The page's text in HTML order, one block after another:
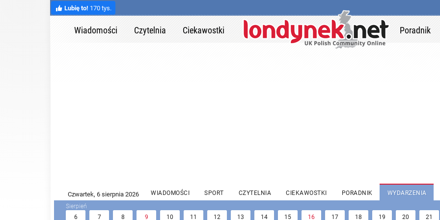
Lubię to! 170 tys.
Wiadomości Czytelnia Ciekawostki Poradnik
WIADOMOŚCI SPORT CZYTELNIA CIEKAWOSTKI PORADNIK WYDARZENIA
6 7 8 9 10 11 12 13 14 15 16 17 18 19 20 21